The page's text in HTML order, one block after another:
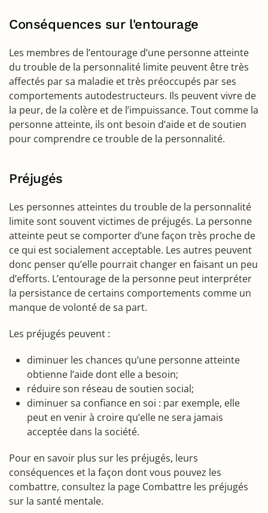
Conséquences sur l'entourage
Les membres de l’entourage d’une personne atteinte
du trouble de la personnalité limite peuvent être très
affectés par sa maladie et très préoccupés par ses
comportements autodestructeurs. Ils peuvent vivre de
la peur, de la colère et de l’impuissance. Tout comme la
personne atteinte, ils ont besoin d’aide et de soutien
pour comprendre ce trouble de la personnalité.
Préjugés
Les personnes atteintes du trouble de la personnalité
limite sont souvent victimes de préjugés. La personne
atteinte peut se comporter d’une façon très proche de
ce qui est socialement acceptable. Les autres peuvent
donc penser qu’elle pourrait changer en faisant un peu
d’efforts. L’entourage de la personne peut interpréter
la persistance de certains comportements comme un
manque de volonté de sa part.
Les préjugés peuvent :
diminuer les chances qu’une personne atteinte
obtienne l’aide dont elle a besoin;
réduire son réseau de soutien social;
diminuer sa confiance en soi : par exemple, elle
peut en venir à croire qu’elle ne sera jamais
acceptée dans la société.
Pour en savoir plus sur les préjugés, leurs
conséquences et la façon dont vous pouvez les
combattre, consultez la page Combattre les préjugés
sur la santé mentale.